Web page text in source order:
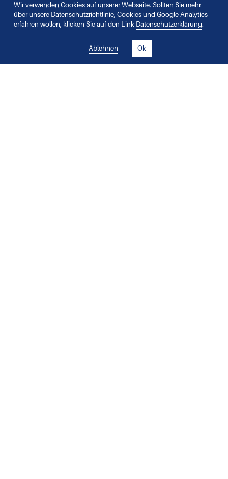
Wir verwenden Cookies auf unserer Webseite. Sollten Sie mehr
über unsere Datenschutzrichtlinie, Cookies und Google Analytics
erfahren wollen, klicken Sie auf den Link Datenschutzerklärung.
Ablehnen Ok